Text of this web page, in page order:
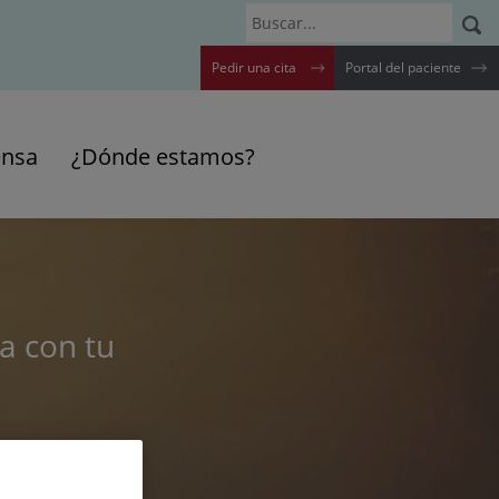
Pedir una cita Portal del paciente
¿Dónde estamos?
con tu